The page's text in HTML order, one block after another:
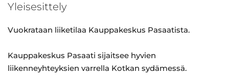
Yleisesittely
Vuokrataan liiketilaa Kauppakeskus Pasaatista.
Kauppakeskus Pasaati sijaitsee hyvien
liikenneyhteyksien varrella Kotkan sydämessä.